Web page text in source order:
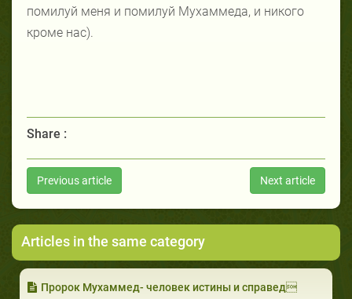
помилуй меня и помилуй Мухаммеда, и никого
кроме нас).
Share :
Previous article Next article
Articles in the same category
Пророк Мухаммед- человек истины и справед